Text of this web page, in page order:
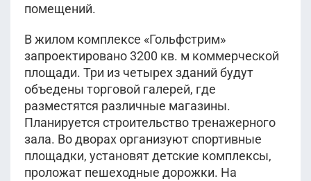
помещений.
В жилом комплексе «Гольфстрим»
запроектировано 3200 кв. м коммерческой
площади. Три из четырех зданий будут
объедены торговой галерей, где
разместятся различные магазины.
Планируется строительство тренажерного
зала. Во дворах организуют спортивные
площадки, установят детские комплексы,
проложат пешеходные дорожки. На